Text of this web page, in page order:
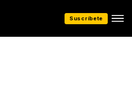
Suscríbete